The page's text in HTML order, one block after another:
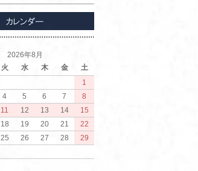
2026年8月
火 水 木 金
土
1
4 5 6 7
8
11 12 13 14
15
18 19 20 21
22
25 26 27 28
29